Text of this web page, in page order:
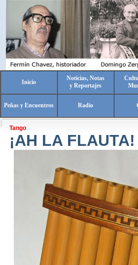
Inicio
Noticias, Notas
y Reportajes
Peñas y Encuentros Radio
Tango
¡AH LA FLAUTA!